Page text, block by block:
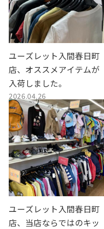
ユーズレット入間春日町
店、オススメアイテムが
入荷しました。
2026.04.26
ユーズレット入間春日町
店、当店ならではのキッ